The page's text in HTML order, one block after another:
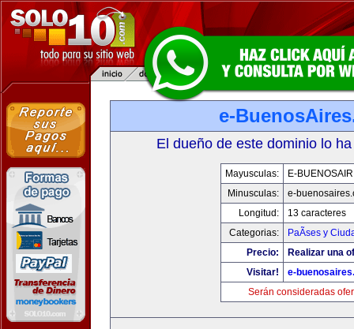
e-
El dueño de este dominio lo
Mayusculas:
E-
Minusculas:
e-
Longitud:
13 caracteres
Categorias:
PaÃ­ses y
Precio:
Realizar una
Visitar!
e-
Serán consideradas